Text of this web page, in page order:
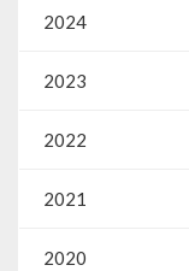
2024
2023
2022
2021
2020